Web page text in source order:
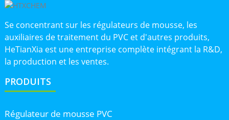
Se concentrant sur les régulateurs de mousse, les
auxiliaires de traitement du PVC et d'autres produits,
HeTianXia est une entreprise complète intégrant la R&D,
la production et les ventes.
PRODUITS
Régulateur de mousse PVC